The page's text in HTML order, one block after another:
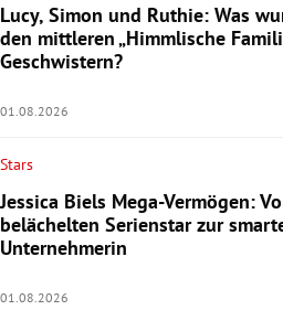
Lucy, Simon und Ruthie: Was
den mittleren „Himmlische
Geschwistern?
01.08.2026
Stars
Jessica Biels Mega-Vermögen:
belächelten Serienstar zur
Unternehmerin
01.08.2026